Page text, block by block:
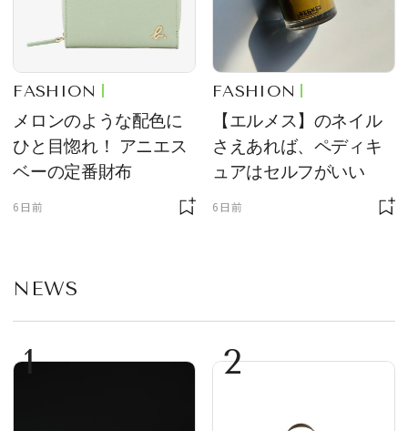
FASHION
メロンのような配色に
ひと目惚れ！ アニエス
ベーの定番財布
6日前
FASHION
【エルメス】のネイル
さえあれば、ペディキ
ュアはセルフがいい
6日前
NEWS
1 2